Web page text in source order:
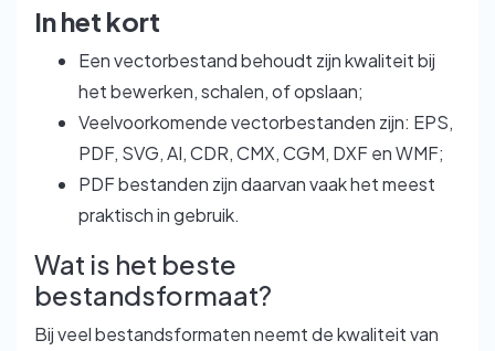
In het kort
Een vectorbestand behoudt zijn kwaliteit bij
het bewerken, schalen, of opslaan;
Veelvoorkomende vectorbestanden zijn: EPS,
PDF, SVG, AI, CDR, CMX, CGM, DXF en WMF;
PDF bestanden zijn daarvan vaak het meest
praktisch in gebruik.
Wat is het beste
bestandsformaat?
Bij veel bestandsformaten neemt de kwaliteit van